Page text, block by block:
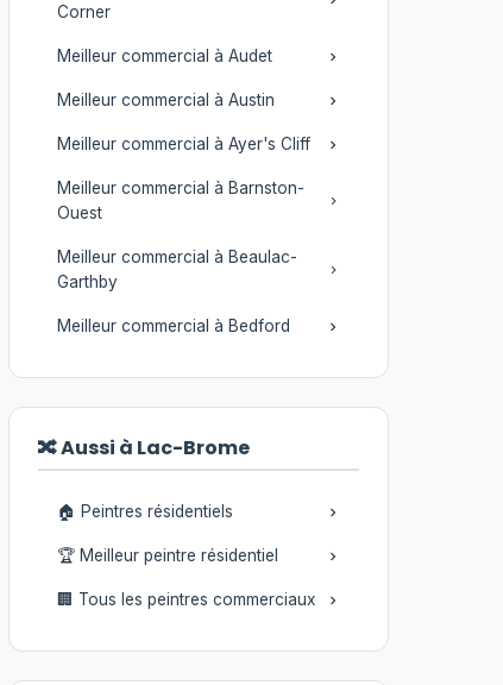
Corner
Meilleur commercial à Audet
Meilleur commercial à Austin
Meilleur commercial à Ayer's Cliff
Meilleur commercial à Barnston-
Ouest
Meilleur commercial à Beaulac-
Garthby
Meilleur commercial à Bedford
🔀 Aussi à Lac-Brome
🏠 Peintres résidentiels
🏆 Meilleur peintre résidentiel
🏢 Tous les peintres commerciaux